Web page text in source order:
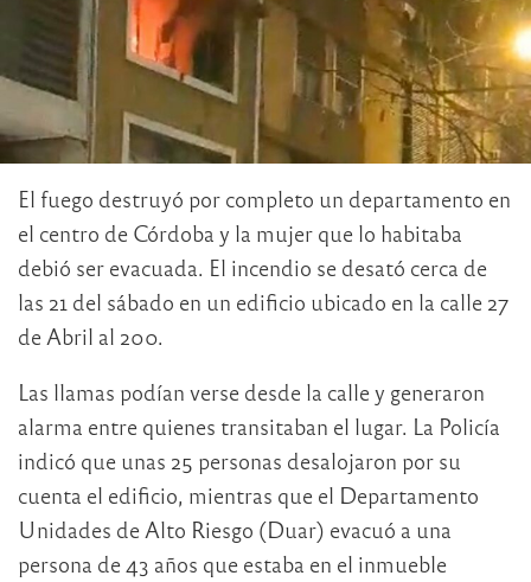
El fuego destruyó por completo un departamento en
el centro de Córdoba y la mujer que lo habitaba
debió ser evacuada. El incendio se desató cerca de
las 21 del sábado en un edificio ubicado en la calle 27
de Abril al 200.
Las llamas podían verse desde la calle y generaron
alarma entre quienes transitaban el lugar. La Policía
indicó que unas 25 personas desalojaron por su
cuenta el edificio, mientras que el Departamento
Unidades de Alto Riesgo (Duar) evacuó a una
persona de 43 años que estaba en el inmueble